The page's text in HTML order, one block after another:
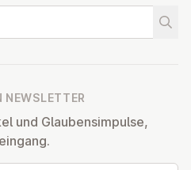
NEWSLETTER
und Glaubensimpulse,